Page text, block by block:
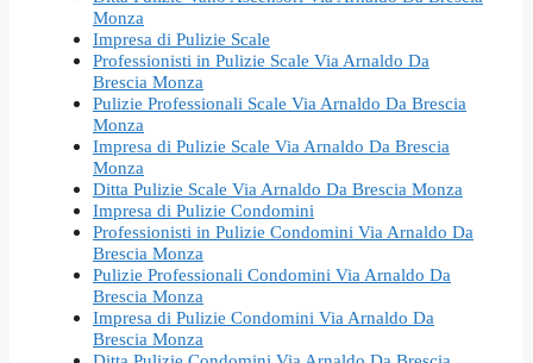
Monza
Impresa di Pulizie Scale
Professionisti in Pulizie Scale Via Arnaldo Da
Brescia Monza
Pulizie Professionali Scale Via Arnaldo Da Brescia
Monza
Impresa di Pulizie Scale Via Arnaldo Da Brescia
Monza
Ditta Pulizie Scale Via Arnaldo Da Brescia Monza
Impresa di Pulizie Condomini
Professionisti in Pulizie Condomini Via Arnaldo Da
Brescia Monza
Pulizie Professionali Condomini Via Arnaldo Da
Brescia Monza
Impresa di Pulizie Condomini Via Arnaldo Da
Brescia Monza